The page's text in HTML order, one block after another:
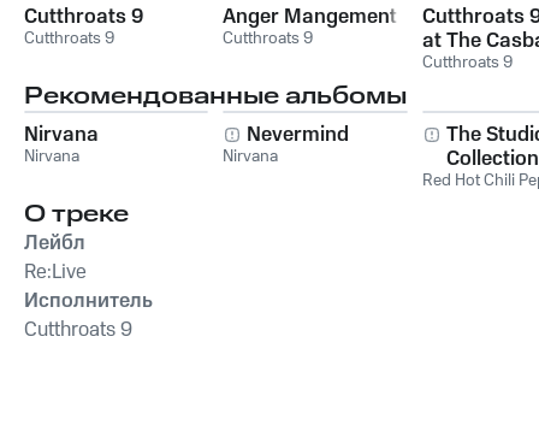
Cutthroats 9
Cutthroats 9
Anger Mangement
Cutthroats 9
Cutthroats
at The
04/05/
Cutthroats 9
Рекомендованные альбомы
Nirvana
Nirvana
Nevermind
Nirvana
The
Collection
Red Hot Chili
О треке
Лейбл
Re:Live
Исполнитель
Cutthroats 9